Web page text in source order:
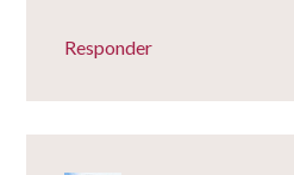
Responder